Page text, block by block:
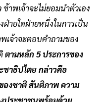
าพเจ้าจะไม่ยอมนําตัวเอง
ายใดฝ่ายหนึ่งในการเป็น
จ้าจะตอบคําถามของ
ตามหลัก 5 ประการของ
ชาธิปไตย กล่าวคือ
องชาติ สันติภาพ ความ